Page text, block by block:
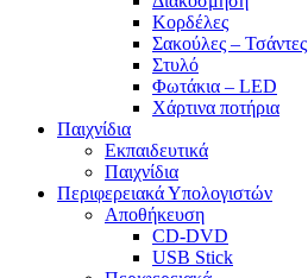
Κορδέλες
Σακούλες – Τσάντες
Στυλό
Φωτάκια – LED
Χάρτινα ποτήρια
Παιχνίδια
Εκπαιδευτικά
Παιχνίδια
Περιφερειακά Υπολογιστών
Αποθήκευση
CD-DVD
USB Stick